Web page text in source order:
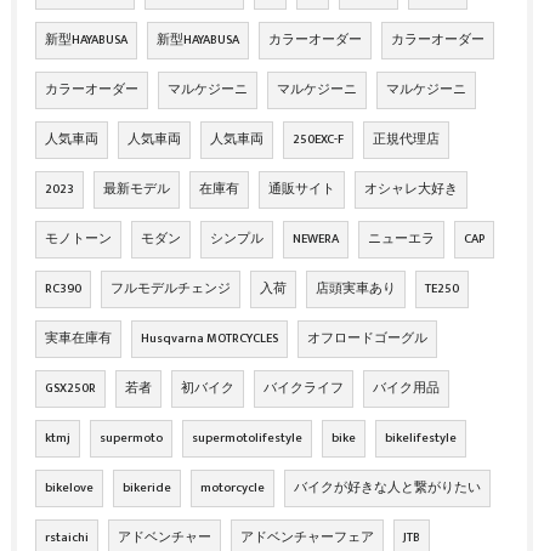
新型HAYABUSA 新型HAYABUSA カラーオーダー カラーオーダー
カラーオーダー マルケジーニ マルケジーニ マルケジーニ
人気車両 人気車両 人気車両 250EXC-F 正規代理店
2023 最新モデル 在庫有 通販サイト オシャレ大好き
モノトーン モダン シンプル NEWERA ニューエラ CAP
RC390 フルモデルチェンジ 入荷 店頭実車あり TE250
実車在庫有 Husqvarna MOTRCYCLES オフロードゴーグル
GSX250R 若者 初バイク バイクライフ バイク用品
ktmj supermoto supermotolifestyle bike bikelifestyle
bikelove bikeride motorcycle バイクが好きな人と繋がりたい
rstaichi アドベンチャー アドベンチャーフェア JTB